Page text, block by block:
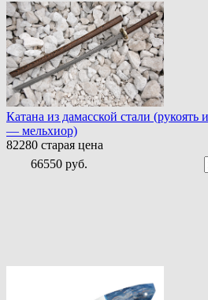
Катана из дамасской стали
— мельхиор)
82280 старая цена
66550 руб.